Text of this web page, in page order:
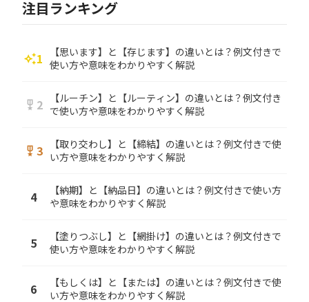
注目ランキング
auto_awesome1
【思います】と【存じます】の違いとは？例文付きで
使い方や意味をわかりやすく解説
military_tech 2
【ルーチン】と【ルーティン】の違いとは？例文付き
で使い方や意味をわかりやすく解説
military_tech 3
【取り交わし】と【締結】の違いとは？例文付きで使
い方や意味をわかりやすく解説
4
【納期】と【納品日】の違いとは？例文付きで使い方
や意味をわかりやすく解説
5
【塗りつぶし】と【網掛け】の違いとは？例文付きで
使い方や意味をわかりやすく解説
6
【もしくは】と【または】の違いとは？例文付きで使
い方や意味をわかりやすく解説